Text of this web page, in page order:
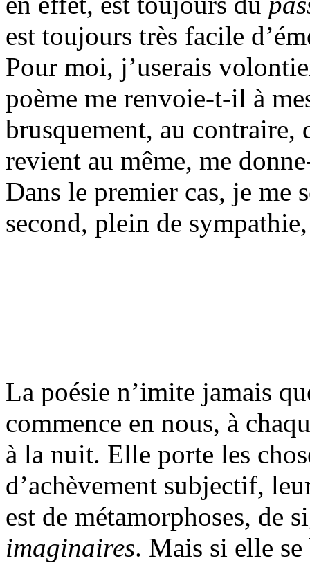
est toujours très facile
Pour moi, j’userais
poème me renvoie-t-il à
brusquement, au contraire,
revient au même, me
Dans le premier cas, je me
second, plein de
La poésie n’imite jamais
commence en nous, à
à la nuit. Elle porte les
d’achèvement subjectif,
est de métamorphoses, de
imaginaires. Mais si elle